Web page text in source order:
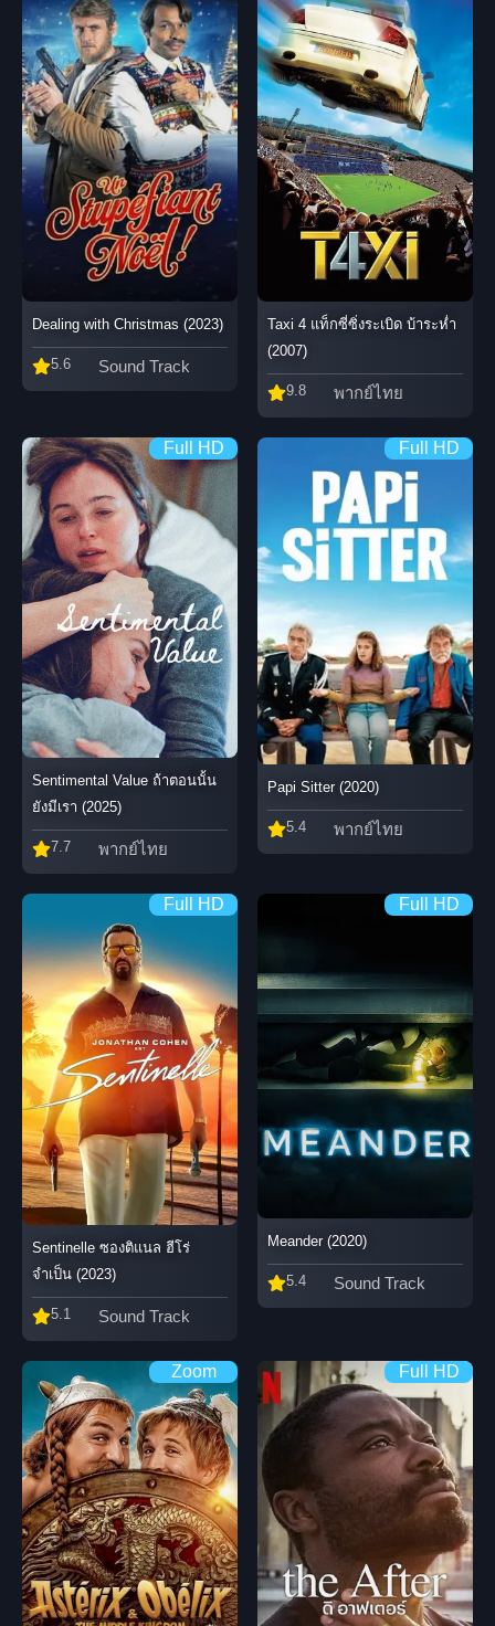
Dealing with Christmas (2023)
5.6 Sound Track
Taxi 4 แท็กซี่ซิ่งระเบิด บ้าระห่ำ
(2007)
9.8 พากย์ไทย
Full HD
Sentimental Value ถ้าตอนนั้น
ยังมีเรา (2025)
7.7 พากย์ไทย
Full HD
Papi Sitter (2020)
5.4 พากย์ไทย
Full HD
Sentinelle ซองติแนล ฮีโร่
จำเป็น (2023)
5.1 Sound Track
Full HD
Meander (2020)
5.4 Sound Track
Zoom Full HD